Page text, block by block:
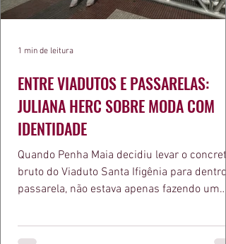
ENTRE VIADUTOS E PASSARELAS:
JULIANA HERC SOBRE MODA COM
IDENTIDADE
Quando Penha Maia decidiu levar o concreto
bruto do Viaduto Santa Ifigênia para dentro
passarela, não estava apenas fazendo um
a apresentadora e influenciadora Juliana
defende há tempos, o de que moda
1 min de leitura